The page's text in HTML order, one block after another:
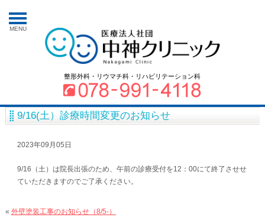
MENU
整形外科・リウマチ科・リハビリテーション科
9/16(土）診療時間変更のお知らせ
2023年09月05日
9/16（土）は院長出張のため、午前の診療受付を12：00にて終了させせ
ていただきますのでご了承ください。
« 外壁塗装工事のお知らせ（8/5-）